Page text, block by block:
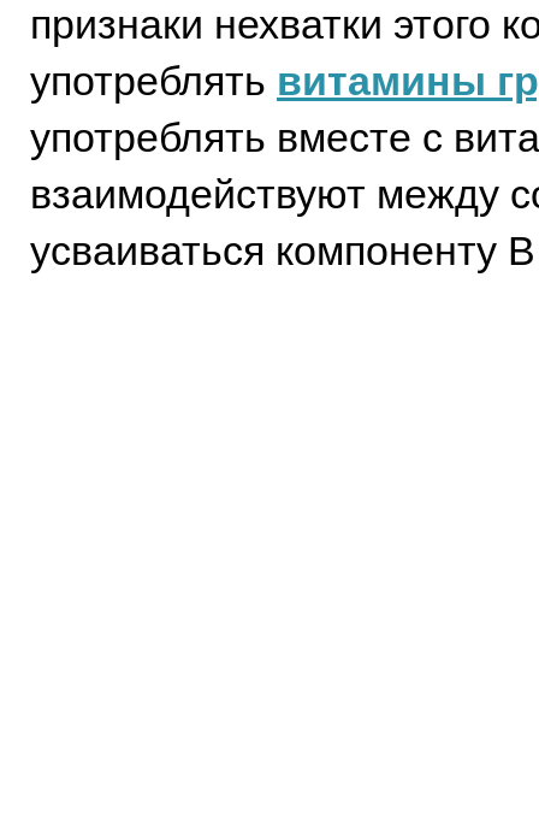
признаки нехватки
употреблять витамины
употреблять вместе с
взаимодействуют между
усваиваться компоненту